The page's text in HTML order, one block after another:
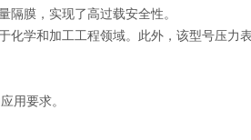
隔膜，实现了高过载安全性。
化学和加工工程领域。此外，该型号压力
用要求。